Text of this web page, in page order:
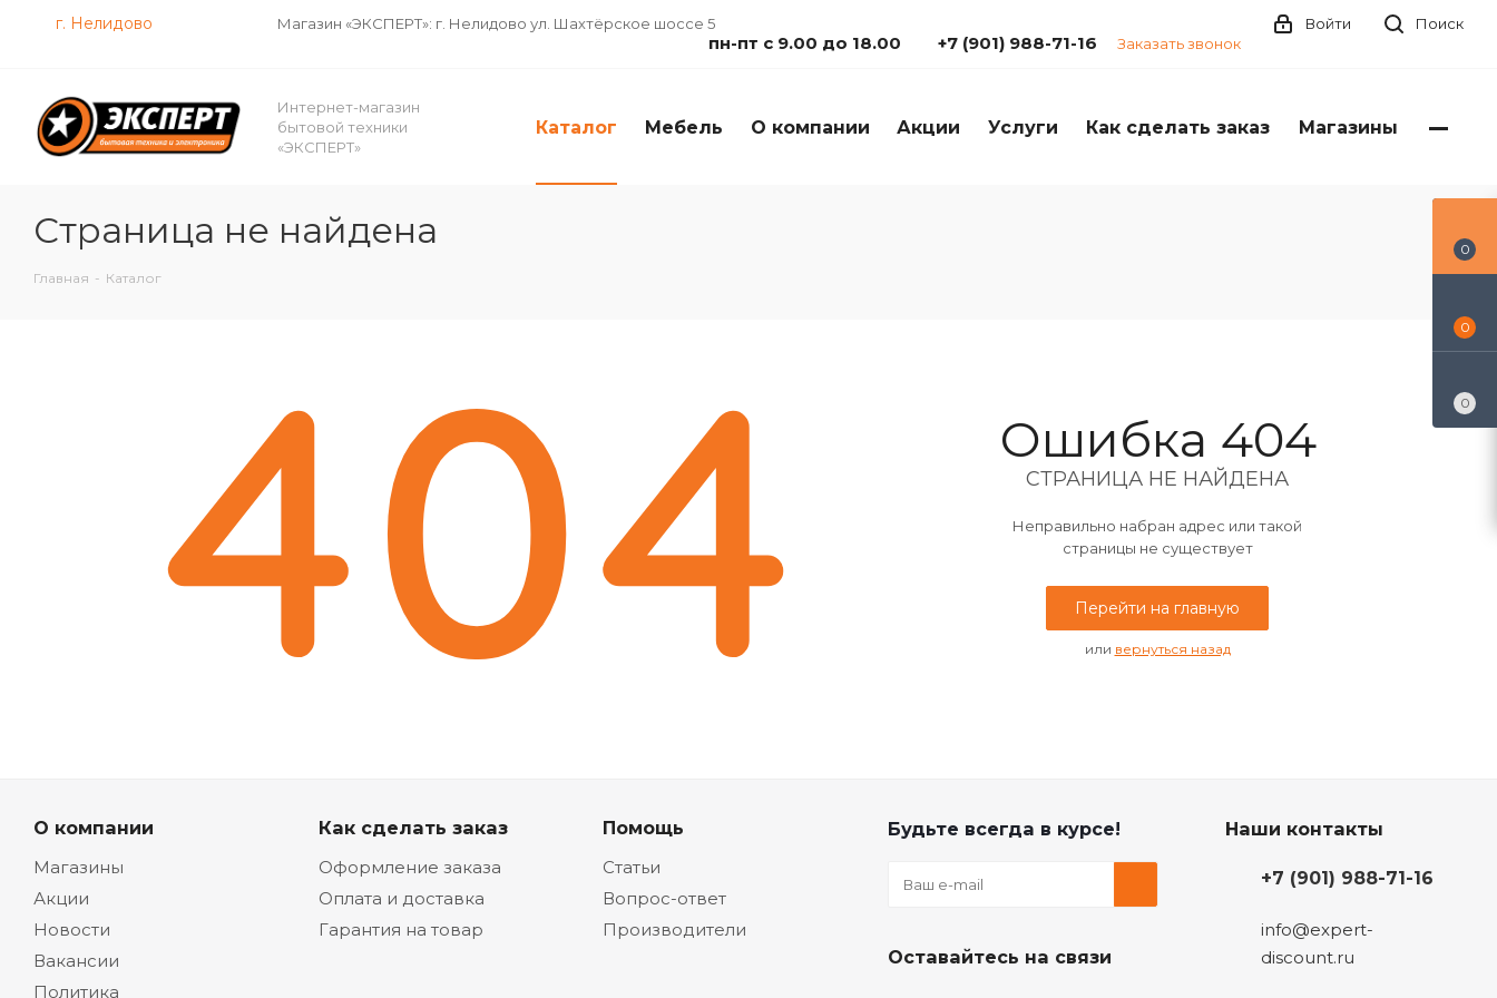
г. Нелидово Магазин «ЭКСПЕРТ»: г. Нелидово ул. Шахтёрское шоссе 5 Поиск
Войти
пн-пт с 9.00 до 18.00 +7 (901) 988-71-16 Заказать звонок
Интернет-магазин
бытовой техники
«ЭКСПЕРТ»
Каталог Мебель О компании Акции Услуги Как сделать заказ Магазины
Страница не найдена
Главная - Каталог
Ошибка 404
СТРАНИЦА НЕ НАЙДЕНА
Неправильно набран адрес или такой
страницы не существует
Перейти на главную
или вернуться назад
О компании
Магазины
Акции
Новости
Вакансии
Политика
Как сделать заказ
Оформление заказа
Оплата и доставка
Гарантия на товар
Помощь
Статьи
Вопрос-ответ
Производители
Будьте всегда в курсе!
Оставайтесь на связи
Наши контакты
+7 (901) 988-71-16
info@expert-
discount.ru
0
0
0